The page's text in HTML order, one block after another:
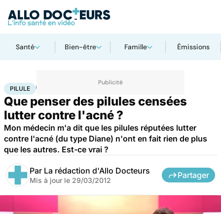
Santé Bien-être Famille Émissions
AccueilSanté
PILULE
Que penser des pilules censées
lutter contre l'acné ?
Mon médecin m'a dit que les pilules réputées lutter
contre l'acné (du type Diane) n'ont en fait rien de plus
que les autres. Est-ce vrai ?
Par La rédaction d'Allo Docteurs
Mis à jour le 29/03/2012
Partager